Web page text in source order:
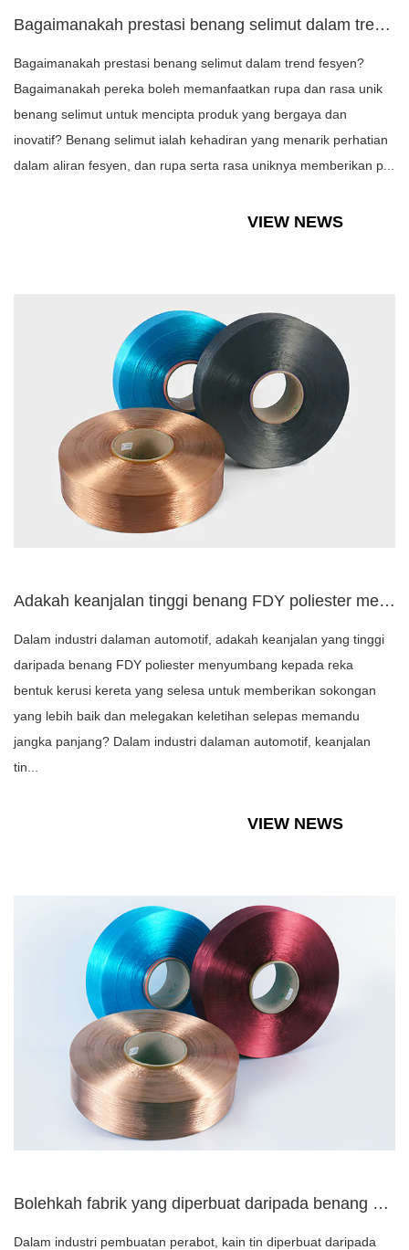
Bagaimanakah prestasi benang selimut dalam trend fesyen?
Bagaimanakah prestasi benang selimut dalam trend fesyen?
Bagaimanakah pereka boleh memanfaatkan rupa dan rasa unik
benang selimut untuk mencipta produk yang bergaya dan
inovatif? Benang selimut ialah kehadiran yang menarik perhatian
dalam aliran fesyen, dan rupa serta rasa uniknya memberikan p...
VIEW NEWS
Adakah keanjalan tinggi benang FDY poliester menyumbang kepa...
Dalam industri dalaman automotif, adakah keanjalan yang tinggi
daripada benang FDY poliester menyumbang kepada reka
bentuk kerusi kereta yang selesa untuk memberikan sokongan
yang lebih baik dan melegakan keletihan selepas memandu
jangka panjang? Dalam industri dalaman automotif, keanjalan
tin...
VIEW NEWS
Bolehkah fabrik yang diperbuat daripada benang POY poliester...
Dalam industri pembuatan perabot, kain tin diperbuat daripada